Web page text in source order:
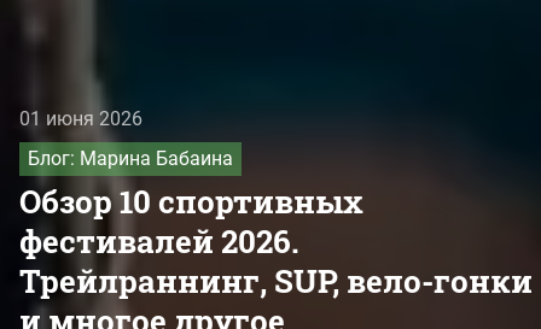
01 июня 2026
Блог: Марина Бабаина
Обзор 10 спортивных
фестивалей 2026.
Трейлраннинг, SUP, вело-гонки
и многое другое